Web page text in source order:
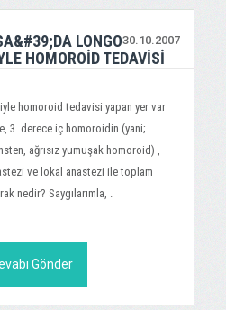
30.10.2007
LONGO
HOMOROID TEDAVISI
homoroid tedavisi yapan yer var
3. derece iç homoroidin (yani;
ağrısız yumuşak homoroid) ,
ve lokal anastezi ile toplam
nedir? Saygılarımla, .
Gönder